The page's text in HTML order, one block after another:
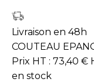
Livraison en 48h
COUTEAU
Prix HT : 73,40 €
en stock